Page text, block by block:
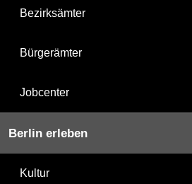
Bezirksämter
Bürgerämter
Jobcenter
Berlin erleben
Kultur